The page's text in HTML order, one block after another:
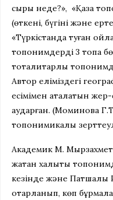
сыры неде?», «Қазақ
(өткені, бүгіні және
«Түркістанда туған
топонимдерді 3 топқа
тоталитарлық
Автор еліміздегі
есімімен аталатын
аударған. (Моминова
топонимикалық
Академик М.
жатқан халықтық
кезінде және Патшалық
отарланып, көп